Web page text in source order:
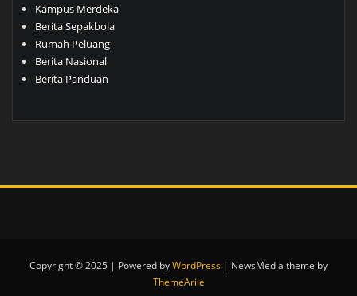
Kampus Merdeka
Berita Sepakbola
Rumah Peluang
Berita Nasional
Berita Panduan
Copyright © 2025 | Powered byWordPress | NewsMedia theme by
ThemeArile